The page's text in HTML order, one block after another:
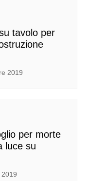
tavolo per
2019
per morte
luce su